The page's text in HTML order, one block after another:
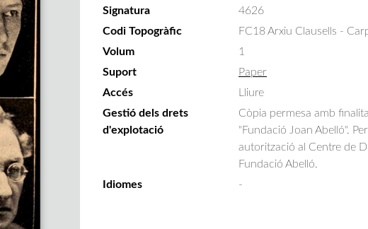
Signatura
4626
Codi Topogràfic
FC18 Arxiu Clausells -
Volum
1
Suport
Paper
Accés
Lliure
Gestió dels drets
d'explotació
Còpia permesa amb
"Fundació Joan Abelló".
autorització al Centre de
Fundació Abelló.
Idiomes
-